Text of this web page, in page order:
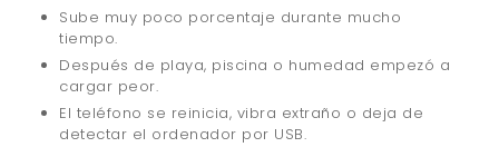
Sube muy poco porcentaje durante mucho
tiempo.
Después de playa, piscina o humedad empezó a
cargar peor.
El teléfono se reinicia, vibra extraño o deja de
detectar el ordenador por USB.